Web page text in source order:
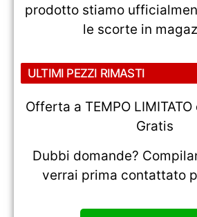
prodotto stiamo
le scorte in
ULTIMI PEZZI RIMASTI
Offerta a TEMPO
Gratis
Dubbi domande?
verrai prima contattato